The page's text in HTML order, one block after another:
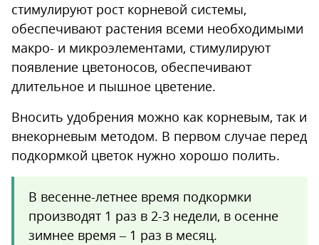
стимулируют рост корневой системы,
обеспечивают растения всеми необходимыми
макро- и микроэлементами, стимулируют
появление цветоносов, обеспечивают
длительное и пышное цветение.
Вносить удобрения можно как корневым, так и
внекорневым методом. В первом случае перед
подкормкой цветок нужно хорошо полить.
В весенне-летнее время подкормки
производят 1 раз в 2-3 недели, в осенне
зимнее время – 1 раз в месяц.